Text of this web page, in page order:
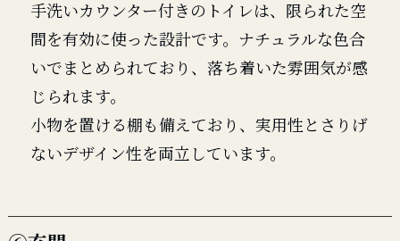
手洗いカウンター付きのトイレは、限られた空
間を有効に使った設計です。ナチュラルな色合
いでまとめられており、落ち着いた雰囲気が感
じられます。
小物を置ける棚も備えており、実用性とさりげ
ないデザイン性を両立しています。